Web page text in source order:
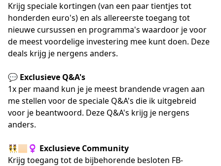
Krijg speciale kortingen (van een paar tientjes tot
honderden euro's) en als allereerste toegang tot
nieuwe cursussen en programma's waardoor je voor
de meest voordelige investering mee kunt doen. Deze
deals krijg je nergens anders.
💬 Exclusieve Q&A's
1x per maand kun je je meest brandende vragen aan
me stellen voor de speciale Q&A's die ik uitgebreid
voor je beantwoord. Deze Q&A's krijg je nergens
anders.
👯🏻‍♀️ Exclusieve Community
Krijg toegang tot de bijbehorende besloten FB-